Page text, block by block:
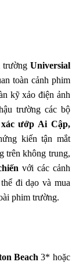
trường Universial
toàn cảnh phim
kỹ xảo điện ảnh
trường các bộ
ướp Ai Cập,
kiến tận mắt
trên không trung,
với các cảnh
đi dạo và mua
phim trường.
Beach 3* hoặc